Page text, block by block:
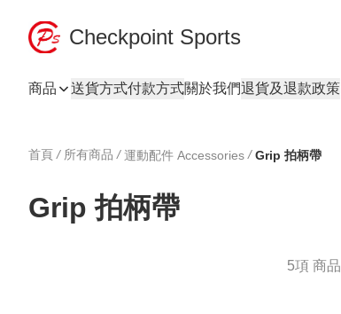
Checkpoint Sports
商品 送貨方式付款方式關於我們退貨及退款政策
首頁 / 所有商品 / 運動配件 Accessories / Grip 拍柄帶
Grip 拍柄帶
5項 商品